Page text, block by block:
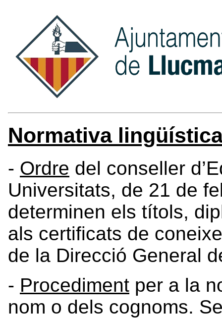
Normativa
- Ordre del conseller
Universitats, de 21 de
determinen els títols,
als certificats de
de la Direcció General
- Procediment per a la
nom o dels cognoms.